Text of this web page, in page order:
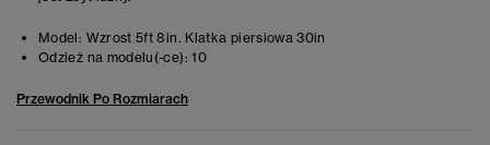
Model: Wzrost 5ft 8in. Klatka piersiowa 30in
Odzież na modelu(-ce): 10
Przewodnik Po Rozmiarach